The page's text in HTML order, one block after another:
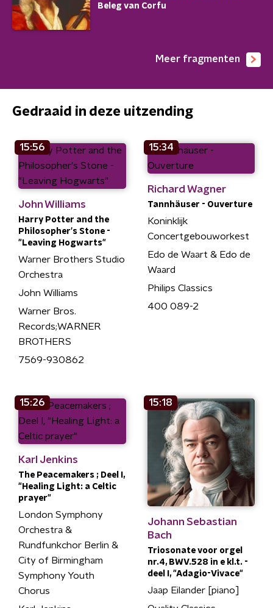
Beleg van Corfu
Meer fragmenten
Gedraaid in deze uitzending
15:56
John Williams
Harry Potter and the
Philosopher's Stone -
"Leaving Hogwarts"
Warner Brothers Studio
Orchestra
John Williams
Warner Bros.
Records;WARNER
BROTHERS
7569-930862
15:34
Richard Wagner
Tannhäuser - Ouverture
Koninklijk
Concertgebouworkest
Edo de Waart & Edo de
Waard
Philips Classics
400 089-2
15:26
Karl Jenkins
The Peacemakers ; Deel I,
"Healing Light: a Celtic
prayer"
London Symphony
Orchestra &
Rundfunkchor Berlin &
City of Birmingham
Symphony Youth
Chorus
15:18
Johann Sebastian
Bach
Triosonate voor orgel
nr.4, BWV.528 in e kl.t. -
deel I, "Adagio-Vivace"
Jaap Eilander [piano]